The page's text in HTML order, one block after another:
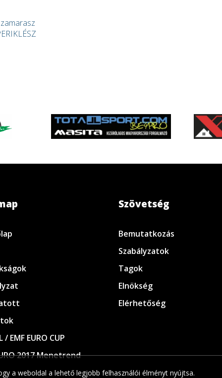
/ EMF EURO CUP
2017 Menetrend
Szövetség
Bemutatkozás
Szabályzatok
Tagok
Elnökség
Elérhetőség
a weboldal a lehető legjobb felhasználói élményt nyújtsa.